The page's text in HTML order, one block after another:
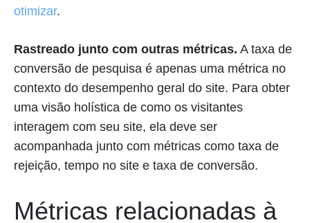
otimizar.
Rastreado junto com outras métricas. A taxa de
conversão de pesquisa é apenas uma métrica no
contexto do desempenho geral do site. Para obter
uma visão holística de como os visitantes
interagem com seu site, ela deve ser
acompanhada junto com métricas como taxa de
rejeição, tempo no site e taxa de conversão.
Métricas relacionadas à